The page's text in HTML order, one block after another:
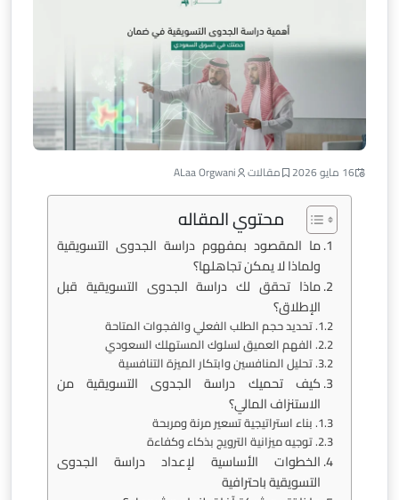
16 مايو 2026 مقالات ALaa Orgwani
محتوي المقاله
ما المقصود بمفهوم دراسة الجدوى التسويقية
ولماذا لا يمكن تجاهلها؟
ماذا تحقق لك دراسة الجدوى التسويقية قبل
الإطلاق؟
تحديد حجم الطلب الفعلي والفجوات المتاحة
الفهم العميق لسلوك المستهلك السعودي
تحليل المنافسين وابتكار الميزة التنافسية
كيف تحميك دراسة الجدوى التسويقية من
الاستنزاف المالي؟
بناء استراتيجية تسعير مرنة ومربحة
توجيه ميزانية الترويج بذكاء وكفاءة
الخطوات الأساسية لإعداد دراسة الجدوى
التسويقية باحترافية